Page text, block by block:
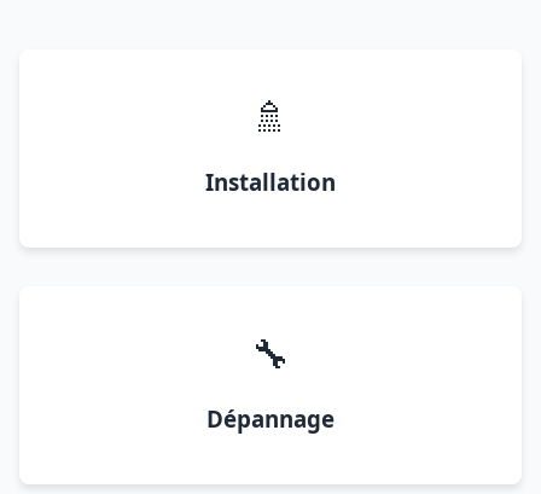
🚿
Installation
🔧
Dépannage